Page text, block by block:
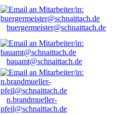
buergermeister@schnaittach.de
bauamt@schnaittach.de
n.brandmueller-
pfeil@schnaittach.de